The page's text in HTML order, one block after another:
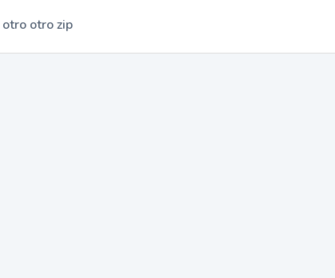
otro otrozip